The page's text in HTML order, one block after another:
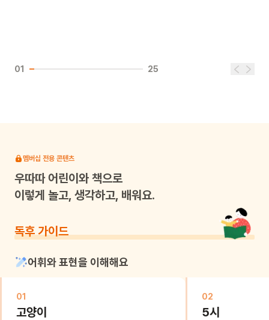
01 25
멤버십 전용 콘텐츠
우따따어린이와 책으로
이렇게 놀고, 생각하고, 배워요.
독후 가이드
어휘와 표현을 이해해요
01
고양이
02
5시